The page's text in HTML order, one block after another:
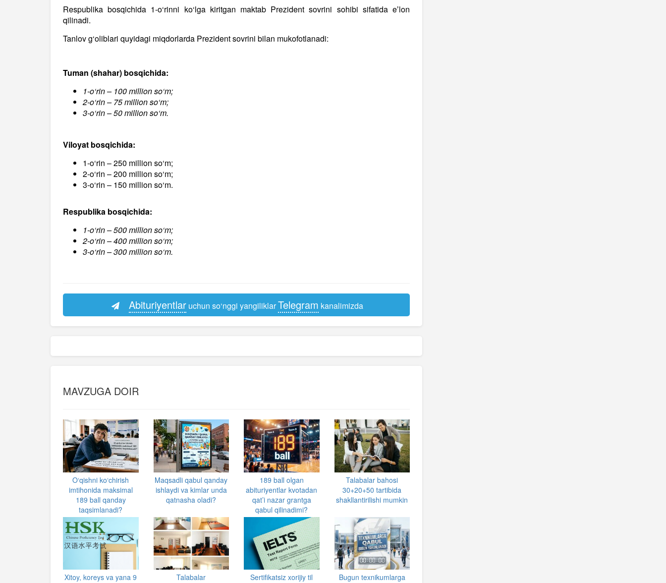
Respublika bosqichida 1-o‘rinni ko‘lga kiritgan maktab Prezident sovrini sohibi sifatida eʼlon
qilinadi.
Tanlov g‘oliblari quyidagi miqdorlarda Prezident sovrini bilan mukofotlanadi:
Tuman (shahar) bosqichida:
1-o‘rin – 100 million so‘m;
2-o‘rin – 75 million so‘m;
3-o‘rin – 50 million so‘m.
Viloyat bosqichida:
1-o‘rin – 250 million so‘m;
2-o‘rin – 200 million so‘m;
3-o‘rin – 150 million so‘m.
Respublika bosqichida:
1-o‘rin – 500 million so‘m;
2-o‘rin – 400 million so‘m;
3-o‘rin – 300 million so‘m.
Abituriyentlaruchun so‘nggi yangiliklarTelegram kanalimizda
MAVZUGA DOIR
O‘qishni ko‘chirish
imtihonida maksimal
189 ball qanday
taqsimlanadi?
Maqsadli qabul qanday
ishlaydi va kimlar unda
qatnasha oladi?
189 ball olgan
abituriyentlar kvotadan
qat’i nazar grantga
qabul qilinadimi?
Talabalar bahosi
30+20+50 tartibida
shakllantirilishi mumkin
Xitoy, koreys va yana 9
Talabalar
Sertifikatsiz xorijiy til
Bugun texnikumlarga